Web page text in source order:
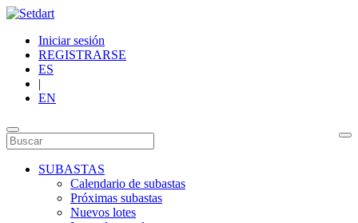
Iniciar sesión
REGISTRARSE
ES
|
EN
SUBASTAS
Calendario de subastas
Próximas subastas
Nuevos lotes